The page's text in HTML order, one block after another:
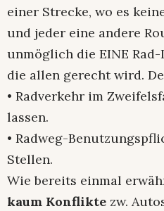
einer Strecke, wo es
und jeder eine andere
unmöglich die EINE
die allen gerecht wird.
• Radverkehr im
lassen.
• Radweg-
Stellen.
Wie bereits einmal
kaum Konflikte zw.